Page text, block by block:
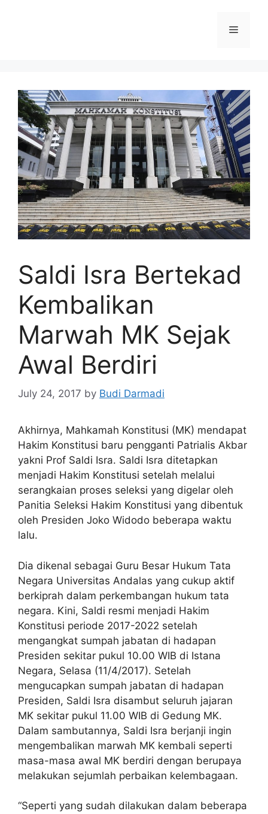
Saldi Isra Bertekad
Kembalikan
Marwah MK Sejak
Awal Berdiri
July 24, 2017 by Budi Darmadi
Akhirnya, Mahkamah Konstitusi (MK) mendapat
Hakim Konstitusi baru pengganti Patrialis Akbar
yakni Prof Saldi Isra. Saldi Isra ditetapkan
menjadi Hakim Konstitusi setelah melalui
serangkaian proses seleksi yang digelar oleh
Panitia Seleksi Hakim Konstitusi yang dibentuk
oleh Presiden Joko Widodo beberapa waktu
lalu.
Dia dikenal sebagai Guru Besar Hukum Tata
Negara Universitas Andalas yang cukup aktif
berkiprah dalam perkembangan hukum tata
negara. Kini, Saldi resmi menjadi Hakim
Konstitusi periode 2017-2022 setelah
mengangkat sumpah jabatan di hadapan
Presiden sekitar pukul 10.00 WIB di Istana
Negara, Selasa (11/4/2017). Setelah
mengucapkan sumpah jabatan di hadapan
Presiden, Saldi Isra disambut seluruh jajaran
MK sekitar pukul 11.00 WIB di Gedung MK.
Dalam sambutannya, Saldi Isra berjanji ingin
mengembalikan marwah MK kembali seperti
masa-masa awal MK berdiri dengan berupaya
melakukan sejumlah perbaikan kelembagaan.
“Seperti yang sudah dilakukan dalam beberapa